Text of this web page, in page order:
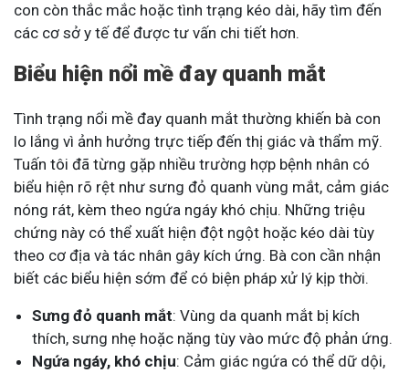
con còn thắc mắc hoặc tình trạng kéo dài, hãy tìm đến
các cơ sở y tế để được tư vấn chi tiết hơn​.
Biểu hiện nổi mề đay quanh mắt
Tình trạng nổi mề đay quanh mắt thường khiến bà con
lo lắng vì ảnh hưởng trực tiếp đến thị giác và thẩm mỹ.
Tuấn tôi đã từng gặp nhiều trường hợp bệnh nhân có
biểu hiện rõ rệt như sưng đỏ quanh vùng mắt, cảm giác
nóng rát, kèm theo ngứa ngáy khó chịu. Những triệu
chứng này có thể xuất hiện đột ngột hoặc kéo dài tùy
theo cơ địa và tác nhân gây kích ứng. Bà con cần nhận
biết các biểu hiện sớm để có biện pháp xử lý kịp thời​.
Sưng đỏ quanh mắt: Vùng da quanh mắt bị kích
thích, sưng nhẹ hoặc nặng tùy vào mức độ phản ứng.
Ngứa ngáy, khó chịu: Cảm giác ngứa có thể dữ dội,